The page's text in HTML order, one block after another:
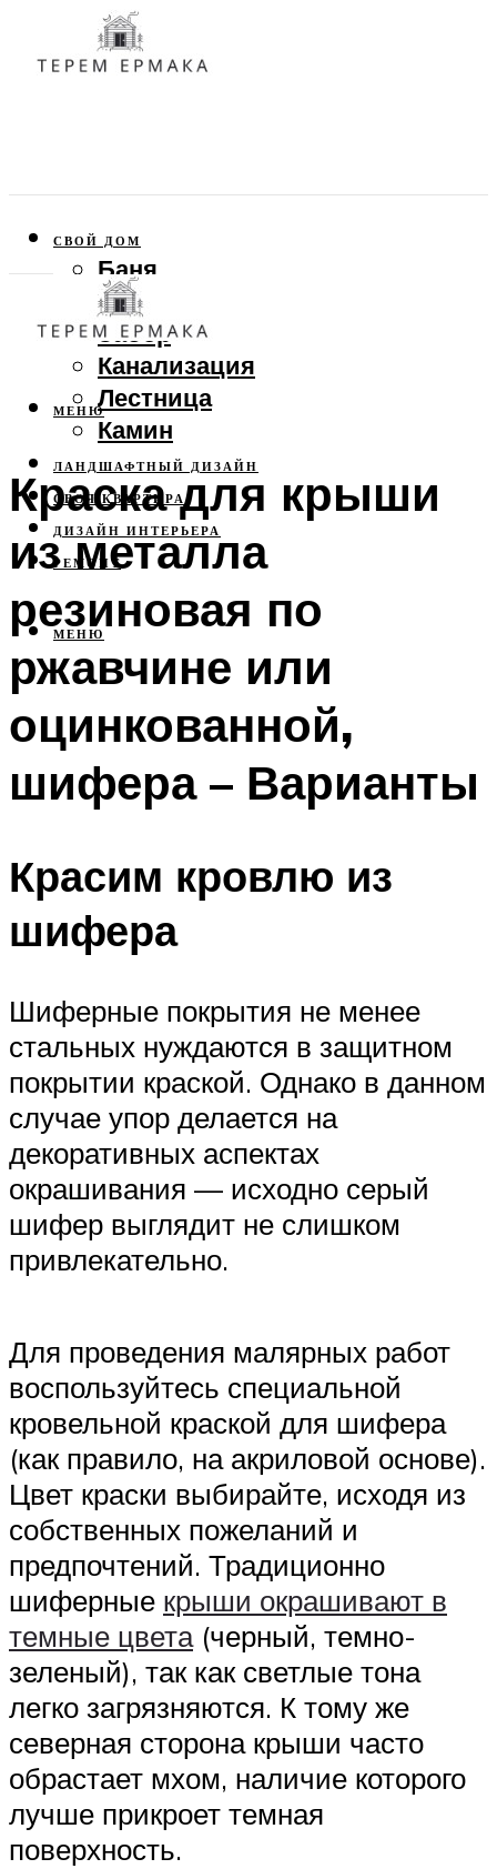
СВОЙ ДОМ
Баня
Веранда
Забор
Канализация
Лестница
Камин
ЛАНДШАФТНЫЙ ДИЗАЙН
СВОЯ КВАРТИРА
ДИЗАЙН ИНТЕРЬЕРА
РЕМОНТ
МЕНЮ
МЕНЮ
Краска для крыши
из металла
резиновая по
ржавчине или
оцинкованной,
шифера – Варианты
Красим кровлю из
шифера
Шиферные покрытия не менее
стальных нуждаются в защитном
покрытии краской. Однако в данном
случае упор делается на
декоративных аспектах
окрашивания — исходно серый
шифер выглядит не слишком
привлекательно.
Для проведения малярных работ
воспользуйтесь специальной
кровельной краской для шифера
(как правило, на акриловой основе).
Цвет краски выбирайте, исходя из
собственных пожеланий и
предпочтений. Традиционно
шиферные крыши окрашивают в
темные цвета(черный, темно-
зеленый), так как светлые тона
легко загрязняются. К тому же
северная сторона крыши часто
обрастает мхом, наличие которого
лучше прикроет темная
поверхность.